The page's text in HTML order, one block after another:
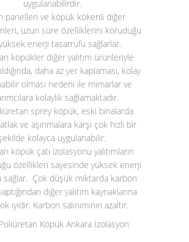
uygulanabilirdir.
panelleri ve köpük kökenli diğer
uzun süre özelliklerini koruduğu
enerji tasarrufu sağlarlar.
köpükler diğer yalıtım ürünleriyle
daha az yer kaplaması, kolay
olması nedeni ile mimarlar ve
kolaylık sağlamaktadır.
sprey köpük, eski binalarda
ve aşınmalara karşı çok hızlı bir
kolayca uygulanabilir.
köpük çatı izolasyonu yalıtımların
özellikleri sayesinde yüksek enerji
sağlar. Çok düşük miktarda karbon
diğer yalıtım kaynaklarına
iyidir. Karbon salınımının azaltır.
Köpük Ankara İzolasyon